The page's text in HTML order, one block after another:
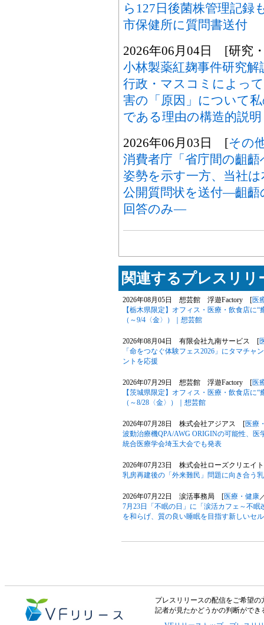
ら127日後菌株管理記録
市保健所に質問書送付
2026年06月04日 [研究
小林製薬紅麹事件研究
行政・マスコミによっ
害の「原因」について
である理由の構造的説明
2026年06月03日 [その
消費者庁「省庁間の齟
姿勢を示す一方、当社
公開質問状を送付―齟齬
回答のみ―
関連するプレスリリ
2026年08月05日 想芸館 浮遊Factory [医
【栃木県限定】オフィス・医療・飲食店に
（～9/4〈金〉）｜想芸館
2026年08月04日 有限会社九南サービス [
「命をつなぐ体験フェス2026」にタマチ
ントを応援
2026年07月29日 想芸館 浮遊Factory [医
【茨城県限定】オフィス・医療・飲食店に
（～8/28〈金〉）｜想芸館
2026年07月28日 株式会社アジアス [医療
波動治療機QPA/AWG ORIGINの可能性、
統合医療学会埼玉大会でも発表
2026年07月23日 株式会社ローズクリエイ
乳房再建後の「外来難民」問題に向き合う
2026年07月22日 涙活事務局 [医療・健康
7月23日「不眠の日」に「涙活カフェ～不
を和らげ、質の良い睡眠を目指す新しいセ
プレスリリースの配信をご希望の
記者が見たかどうかの判断がで